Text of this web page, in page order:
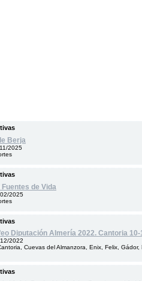
Berja
2025
Fuentes de Vida
2025
Diputación Almería 2022. Cantoria 10-
2022
Cuevas del Almanzora, Enix, Felix, Gádor,